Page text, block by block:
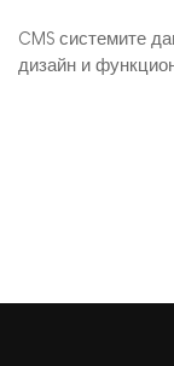
CMS системите
дизайн и